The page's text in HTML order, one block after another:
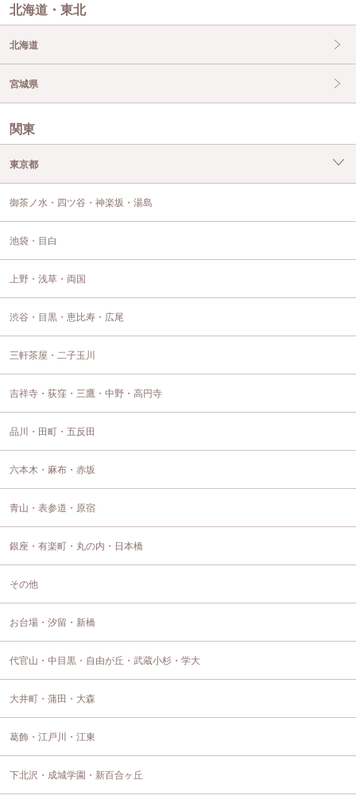
北海道・東北
北海道
宮城県
関東
東京都
御茶ノ水・四ツ谷・神楽坂・湯島
池袋・目白
上野・浅草・両国
渋谷・目黒・恵比寿・広尾
三軒茶屋・二子玉川
吉祥寺・荻窪・三鷹・中野・高円寺
品川・田町・五反田
六本木・麻布・赤坂
青山・表参道・原宿
銀座・有楽町・丸の内・日本橋
その他
お台場・汐留・新橋
代官山・中目黒・自由が丘・武蔵小杉・学大
大井町・蒲田・大森
葛飾・江戸川・江東
下北沢・成城学園・新百合ヶ丘